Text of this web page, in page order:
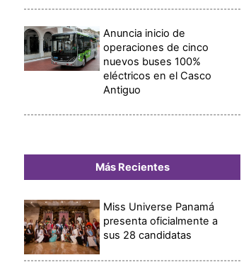
Anuncia inicio de
operaciones de cinco
nuevos buses 100%
eléctricos en el Casco
Antiguo
Más Recientes
Miss Universe Panamá
presenta oficialmente a
sus 28 candidatas